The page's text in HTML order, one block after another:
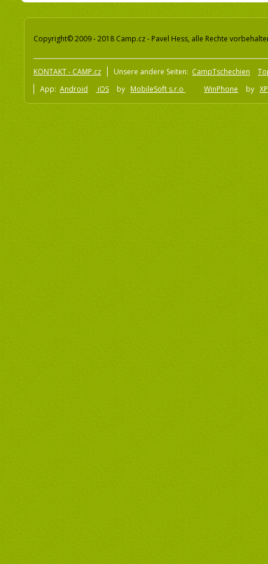
Copyright© 2009 - 2018 Camp.cz - Pavel Hess, alle Rechte
KONTAKT - CAMP.cz Unsere andere Seiten: CampTschechien
App: Android iOS by MobileSoft s.r.o WinPhone by